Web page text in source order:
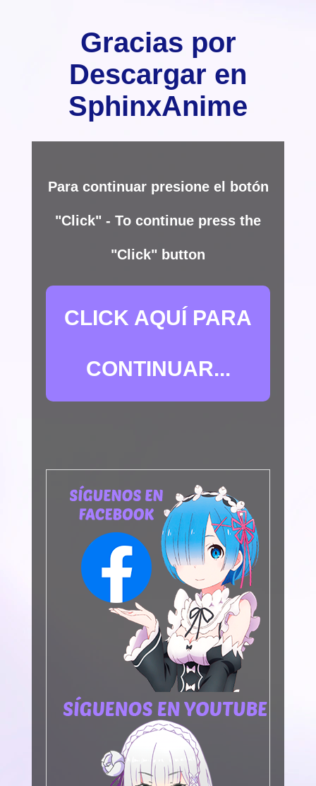
Gracias por
Descargar en
SphinxAnime
Para continuar presione el botón
"Click" - To continue press the
"Click" button
CLICK AQUÍ PARA
CONTINUAR...